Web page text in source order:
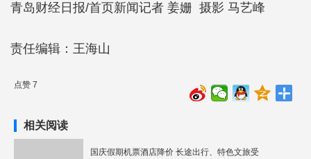
青岛财经日报/首页新闻记者 姜姗 摄影 马艺峰
责任编辑：王海山
点赞 7
相关阅读
国庆假期机票酒店降价 长途出行、特色文旅受